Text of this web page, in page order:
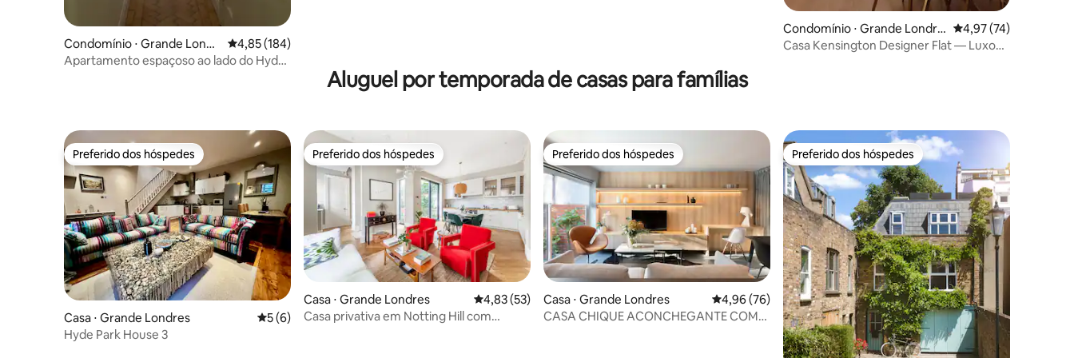
Condomínio ⋅ Grande Londr
es
4,85 de uma avaliação média de 5, 184 avaliações
4,85 (184)
Apartamento espaçoso ao lado do Hyde
Condomínio ⋅ Grande Londre
s
4,97 de uma
4,97 (74)
Casa Kensington Designer Flat — Luxo
Aluguel por temporada de casas para famílias
Preferido dos hóspedes
Preferido dos hóspedes
Casa ⋅ Grande Londres 5 de uma avaliação média de 5, 6 avaliações
5 (6)
Hyde Park House 3
Preferido dos hóspedes
Preferido dos hóspedes
Casa ⋅ Grande Londres 4,83 de uma avaliação média de 5, 53 avaliações
4,83 (53)
Casa privativa em Notting Hill com
Preferido dos hóspedes
Preferido dos hóspedes
Casa ⋅ Grande Londres 4,96 de uma avaliação média de 5, 76 avaliações
4,96 (76)
CASA CHIQUE ACONCHEGANTE COM
Preferido dos hóspedes
Preferido dos hóspedes